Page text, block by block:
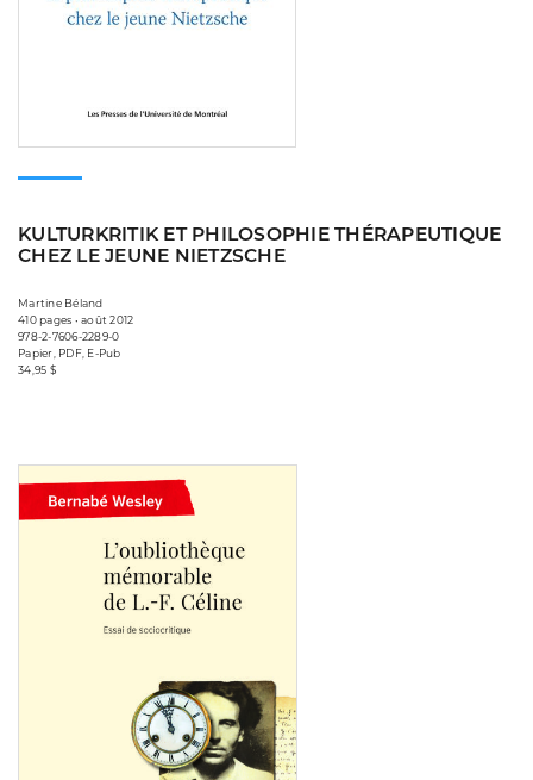
KULTURKRITIK ET PHILOSOPHIE THÉRAPEUTIQUE
CHEZ LE JEUNE NIETZSCHE
Martine Béland
410 pages • août 2012
978-2-7606-2289-0
Papier, PDF, E-Pub
34,95 $